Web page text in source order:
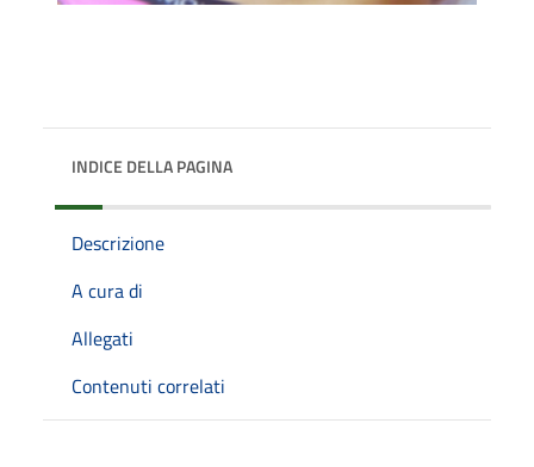
INDICE DELLA PAGINA
Descrizione
A cura di
Allegati
Contenuti correlati